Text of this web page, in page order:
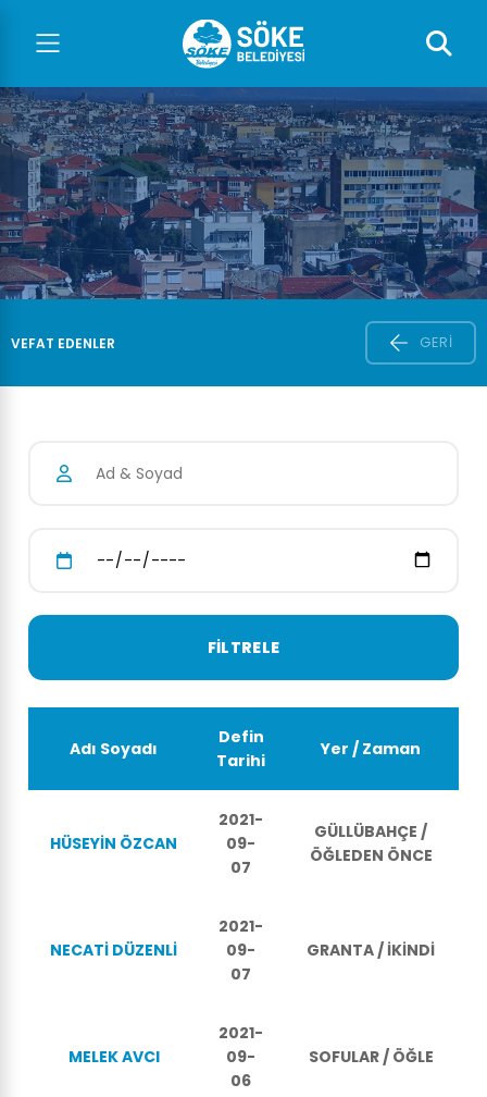
VEFAT EDENLER GERI
Adı Soyadı
Defin
Tarihi
Yer / Zaman
HÜSEYİN ÖZCAN
2021-
09-
07
GÜLLÜBAHÇE /
ÖĞLEDEN ÖNCE
NECATİ DÜZENLİ
2021-
09-
07
GRANTA / İKİNDİ
MELEK AVCI
2021-
09-
06
SOFULAR / ÖĞLE